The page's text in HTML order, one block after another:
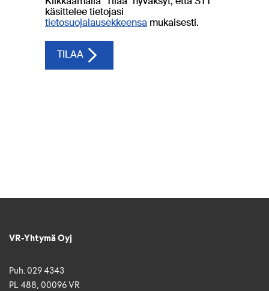
VR-Yhtymä Oyj
Puh. 029 4343
PL 488, 00096 VR